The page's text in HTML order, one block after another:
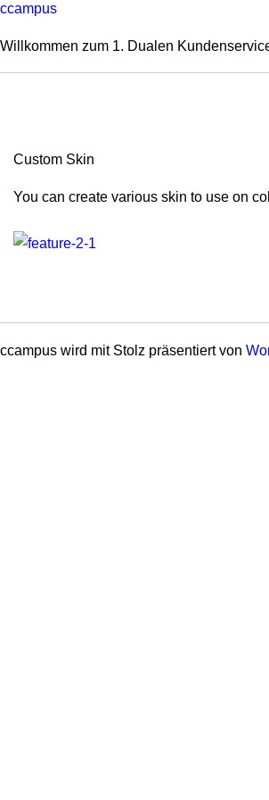
ccampus
Willkommen zum 1. Dualen
Custom Skin
You can create various skin to use on
ccampus wird mit Stolz präsentiert von